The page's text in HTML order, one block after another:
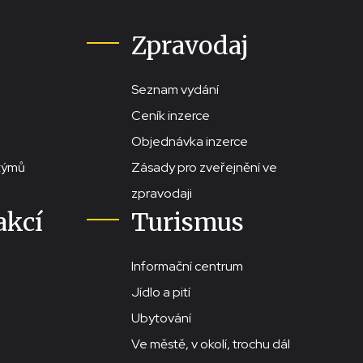
Zpravodaj
Seznam vydání
Ceník inzerce
Objednávka inzerce
Zásady pro zveřejnění ve
zpravodaji
Turismus
Informační centrum
Jídlo a pití
Ubytování
Ve městě, v okolí, trochu dál